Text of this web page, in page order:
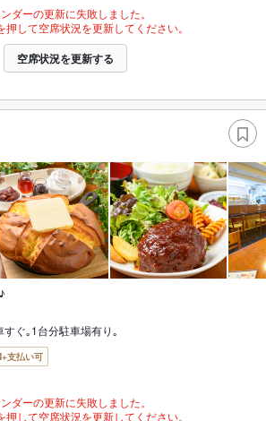
ダーの更新に失敗しました。
押して空席状況を更新してください。
空席状況を更新する
ぐ｡1台分駐車場有り｡
支払い可
ダーの更新に失敗しました。
押して空席状況を更新してください。